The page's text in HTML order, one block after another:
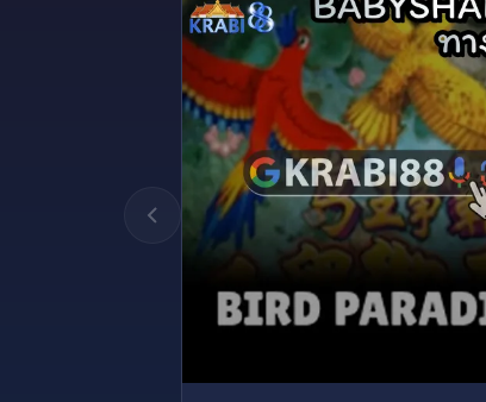
ผลิตภัณฑ์ทั้งหมดของเรา
ลงชื่อเข้าใช้ สร้างบัญชี